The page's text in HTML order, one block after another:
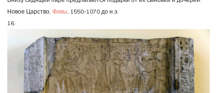
Новое Царство, Фивы , 1550-1070 до н.э.
16.